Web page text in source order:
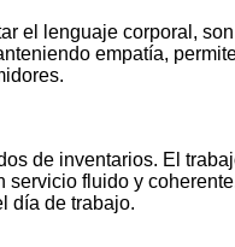
el lenguaje corporal,
empatía,
de inventarios. El
fluido y
día de trabajo.